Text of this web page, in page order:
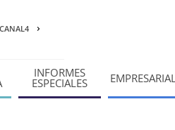
INFORMES
ESPECIALES